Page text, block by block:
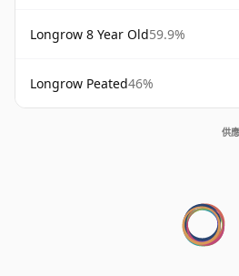
Longrow 8 Year Old59.9%
Longrow Peated46%
供